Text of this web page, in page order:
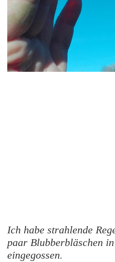
Ich habe strahlende
paar Blubberbläschen
eingegossen.